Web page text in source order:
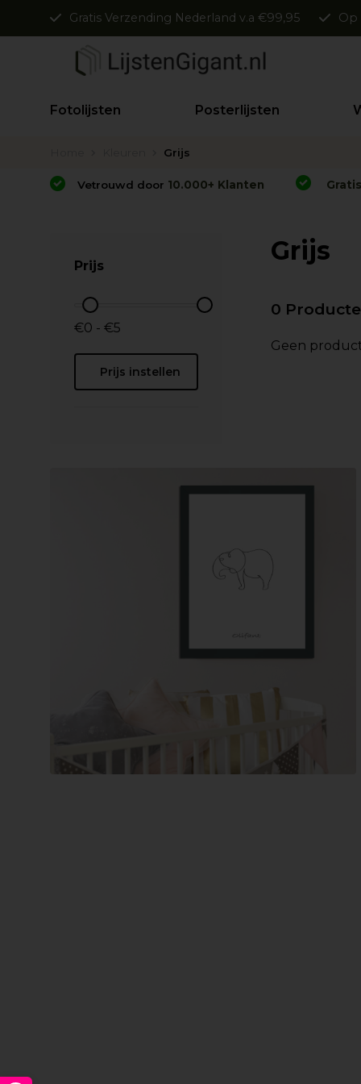
Gratis Verzending Nederland v.a €99,95 Op
Fotolijsten Posterlijsten
Grijs
Vetrouwd door 10.000+ Klanten
Prijs
€0 - €5
Prijs instellen
Grijs
0
Geen